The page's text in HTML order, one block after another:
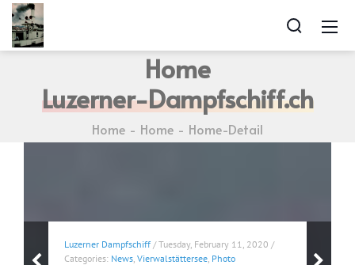
Home
Luzerner-Dampfschiff.ch
Home Home Home-Detail
Luzerner Dampfschiff / Tuesday, February 11, 2020 /
Categories: News,Vierwalstättersee, Photo